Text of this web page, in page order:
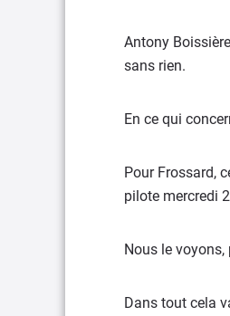
Antony
sans rien.
En ce qui
Pour Frossard,
pilote mercredi
Nous le
Dans tout cela